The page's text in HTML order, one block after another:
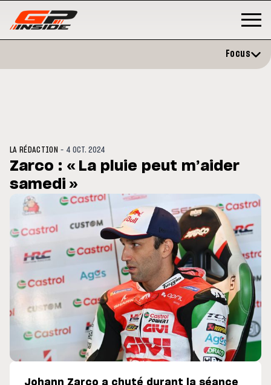
évite l'opération et vise un
en septembre
Doublé Trackhouse en Sprint
Focus
LA RÉDACTION - 4 OCT. 2024
Zarco : « La pluie peut m’aider
samedi »
Johann Zarco a chuté durant la séance